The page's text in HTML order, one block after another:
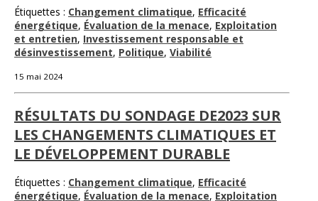
Étiquettes : Changement climatique, Efficacité
énergétique, Évaluation de la menace, Exploitation
et entretien, Investissement responsable et
désinvestissement, Politique, Viabilité
15 mai 2024
RÉSULTATS DU SONDAGE DE2023 SUR
LES CHANGEMENTS CLIMATIQUES ET
LE DÉVELOPPEMENT DURABLE
Étiquettes : Changement climatique, Efficacité
énergétique, Évaluation de la menace, Exploitation